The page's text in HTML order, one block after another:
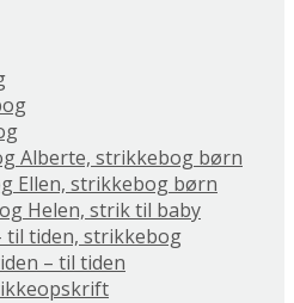
Alberte, strikkebog børn
Ellen, strikkebog børn
Helen, strik til baby
til tiden, strikkebog
– til tiden